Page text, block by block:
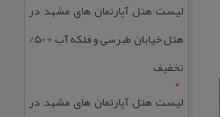
لیست هتل آپارتمان های مشهد در
هتل خیابان طبرسی و فلکه آب + 50%
تخفیف
لیست هتل آپارتمان های مشهد در